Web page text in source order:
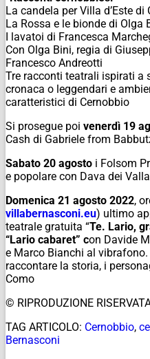
La candela per Villa d’Este di
La Rossa e le bionde di Olga
I lavatoi di Francesca
Con Olga Bini, regia di
Francesco Andreotti
Tre racconti teatrali ispirati a
cronaca o leggendari e
caratteristici di Cernobbio
Si prosegue poi venerdì 19
Cash di Gabriele from
Sabato 20 agosto i Folsom
e popolare con Dava dei
Domenica 21 agosto 2022,
villabernasconi.eu) ultimo
teatrale gratuita “Te. Lario,
“Lario cabaret” con Davide
e Marco Bianchi al
raccontare la storia, i
Como
© RIPRODUZIONE
TAG ARTICOLO: Cernobbio,
Bernasconi